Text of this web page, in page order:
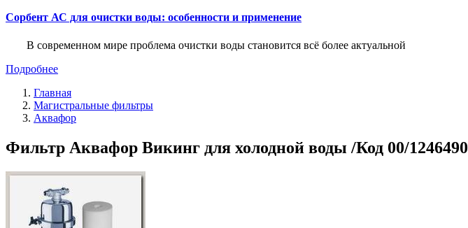
Сорбент АС для очистки воды: особенности и применение
В современном мире проблема очистки воды становится всё более актуальной
Подробнее
Главная
Магистральные фильтры
Аквафор
Фильтр Аквафор Викинг для холодной воды /Код 00/1246490